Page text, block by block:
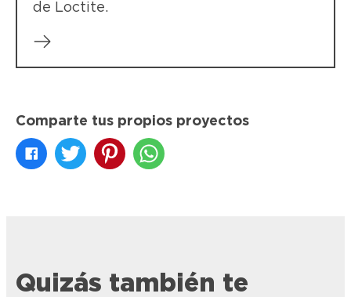
de Loctite.
Comparte tus propios proyectos
Quizás también te